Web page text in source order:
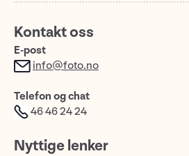
Kontakt oss
E-post
info@foto.no
Telefon og chat
46 46 24 24
Nyttige lenker